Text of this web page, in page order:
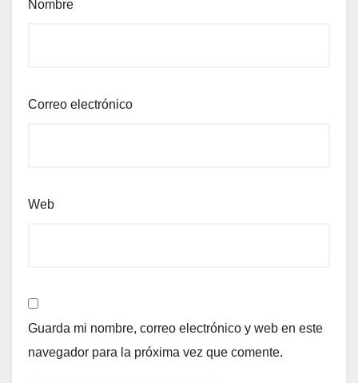
Nombre
Correo electrónico
Web
Guarda mi nombre, correo electrónico y web en este
navegador para la próxima vez que comente.